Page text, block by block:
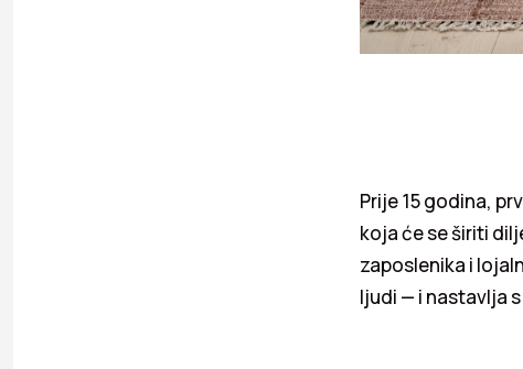
Prije 15 godina,
koja će se širiti
zaposlenika i
ljudi — i nastavlja